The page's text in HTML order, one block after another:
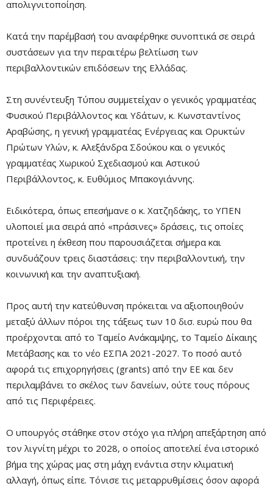
απολιγνιτοποίηση.
Κατά την παρέμβασή του αναφέρθηκε συνοπτικά σε σειρά
συστάσεων για την περαιτέρω βελτίωση των
περιβαλλοντικών επιδόσεων της Ελλάδας.
Στη συνέντευξη Τύπου συμμετείχαν ο γενικός γραμματέας
Φυσικού Περιβάλλοντος και Υδάτων, κ. Κωνσταντίνος
Αραβώσης, η γενική γραμματέας Ενέργειας και Ορυκτών
Πρώτων Υλών, κ. Αλεξάνδρα Σδούκου και ο γενικός
γραμματέας Χωρικού Σχεδιασμού και Αστικού
Περιβάλλοντος, κ. Ευθύμιος Μπακογιάννης.
Ειδικότερα, όπως επεσήμανε ο κ. Χατζηδάκης, το ΥΠΕΝ
υλοποιεί μια σειρά από «πράσινες» δράσεις, τις οποίες
προτείνει η έκθεση που παρουσιάζεται σήμερα και
συνδυάζουν τρεις διαστάσεις: την περιβαλλοντική, την
κοινωνική και την αναπτυξιακή.
Προς αυτή την κατεύθυνση πρόκειται να αξιοποιηθούν
μεταξύ άλλων πόροι της τάξεως των 10 δισ. ευρώ που θα
προέρχονται από το Ταμείο Ανάκαμψης, το Ταμείο Δίκαιης
Μετάβασης και το νέο ΕΣΠΑ 2021-2027. Το ποσό αυτό
αφορά τις επιχορηγήσεις (grants) από την ΕΕ και δεν
περιλαμβάνει το σκέλος των δανείων, ούτε τους πόρους
από τις Περιφέρειες.
Ο υπουργός στάθηκε στον στόχο για πλήρη απεξάρτηση από
τον λιγνίτη μέχρι το 2028, ο οποίος αποτελεί ένα ιστορικό
βήμα της χώρας μας στη μάχη ενάντια στην κλιματική
αλλαγή, όπως είπε. Τόνισε τις μεταρρυθμίσεις όσον αφορά